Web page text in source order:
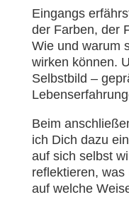
Eingangs
der Farben, der
Wie und warum
wirken können.
Selbstbild –
Beim
ich Dich dazu
auf sich selbst
reflektieren, was
auf welche